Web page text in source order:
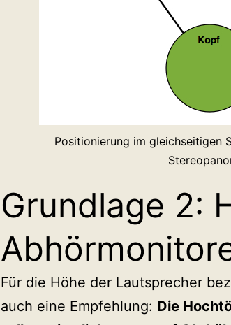
Positionierung im gleichseitigen
Grundlage 2:
Für die Höhe der Lautsprecher
auch eine Empfehlung: Die